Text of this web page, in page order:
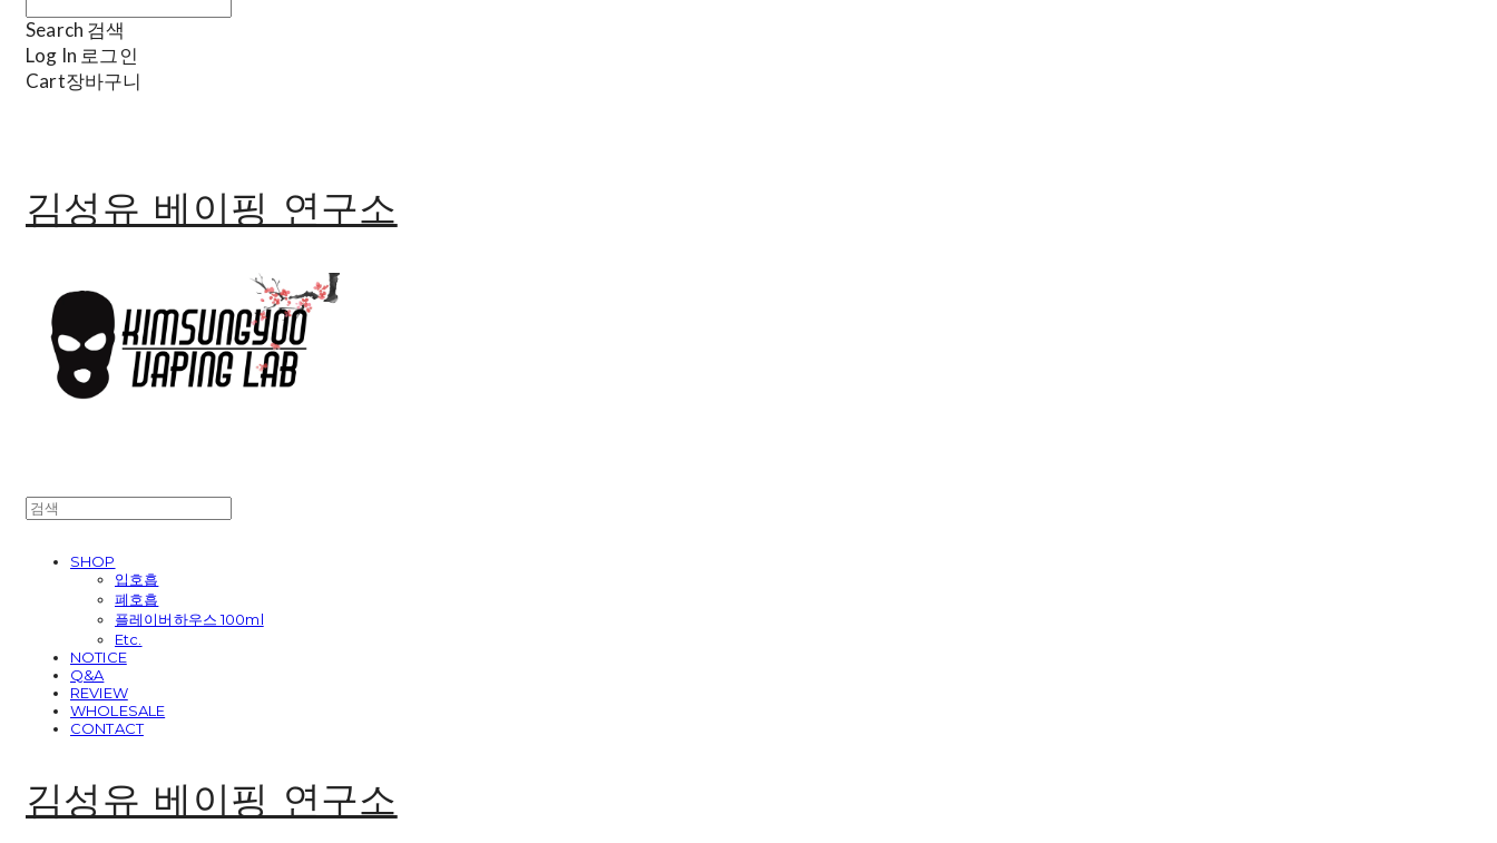
Search 검색
Log In 로그인
Cart장바구니
김성유 베이핑 연구소
SHOP
입호흡
폐호흡
플레이버하우스 100ml
Etc.
NOTICE
Q&A
REVIEW
WHOLESALE
CONTACT
김성유 베이핑 연구소